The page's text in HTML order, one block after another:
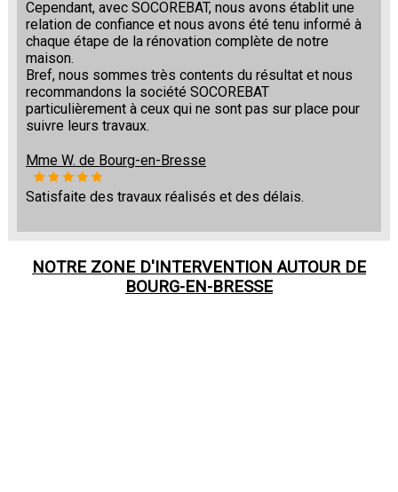
Cependant, avec SOCOREBAT, nous avons établit une
relation de confiance et nous avons été tenu informé à
chaque étape de la rénovation complète de notre
maison.
Bref, nous sommes très contents du résultat et nous
recommandons la société SOCOREBAT
particulièrement à ceux qui ne sont pas sur place pour
suivre leurs travaux.
Mme W. de Bourg-en-Bresse
Satisfaite des travaux réalisés et des délais.
NOTRE ZONE D'INTERVENTION AUTOUR DE
BOURG-EN-BRESSE